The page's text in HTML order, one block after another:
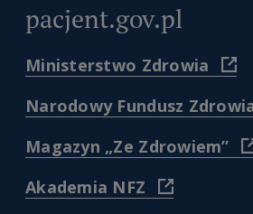
pacjent.gov.pl
Ministerstwo Zdrowia
(
Narodowy Fundusz
Magazyn „Ze Zdrowiem”
Akademia NFZ
(
https://